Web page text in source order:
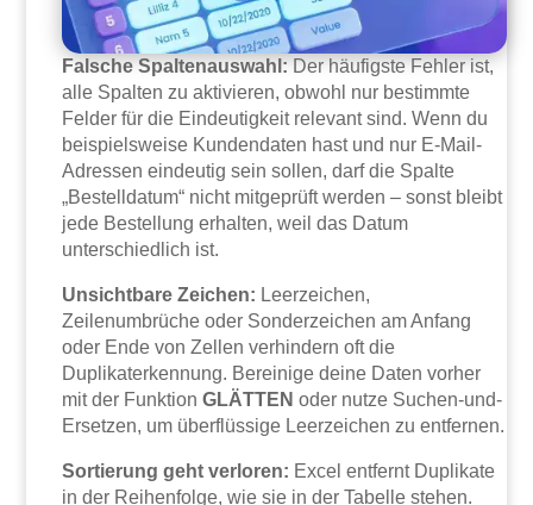
Falsche Spaltenauswahl:Der häufigste Fehler ist,
alle Spalten zu aktivieren, obwohl nur bestimmte
Felder für die Eindeutigkeit relevant sind. Wenn du
beispielsweise Kundendaten hast und nur E-Mail-
Adressen eindeutig sein sollen, darf die Spalte
„Bestelldatum“ nicht mitgeprüft werden – sonst bleibt
jede Bestellung erhalten, weil das Datum
unterschiedlich ist.
Unsichtbare Zeichen: Leerzeichen,
Zeilenumbrüche oder Sonderzeichen am Anfang
oder Ende von Zellen verhindern oft die
Duplikaterkennung. Bereinige deine Daten vorher
mit der FunktionGLÄTTEN oder nutze Suchen-und-
Ersetzen, um überflüssige Leerzeichen zu entfernen.
Sortierung geht verloren: Excel entfernt Duplikate
in der Reihenfolge, wie sie in der Tabelle stehen.